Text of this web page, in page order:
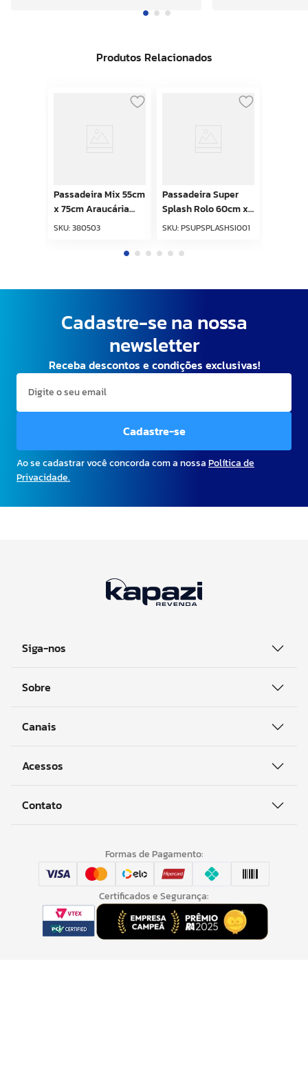
Produtos Relacionados
Passadeira Mix 55cm
x 75cm Araucária
Marrom Kapazi
SKU:380503
Passadeira Super
Splash Rolo 60cm x
15m Sisal Kapazi
SKU:PSUPSPLASHSI001
Cadastre-se na nossa
newsletter
Receba descontos e condições exclusivas!
Cadastre-se
Ao se cadastrar você concorda com a nossaPolítica de
Privacidade.
Siga-nos
Sobre
Canais
Acessos
Contato
Formas de Pagamento:
Certificados e Segurança: